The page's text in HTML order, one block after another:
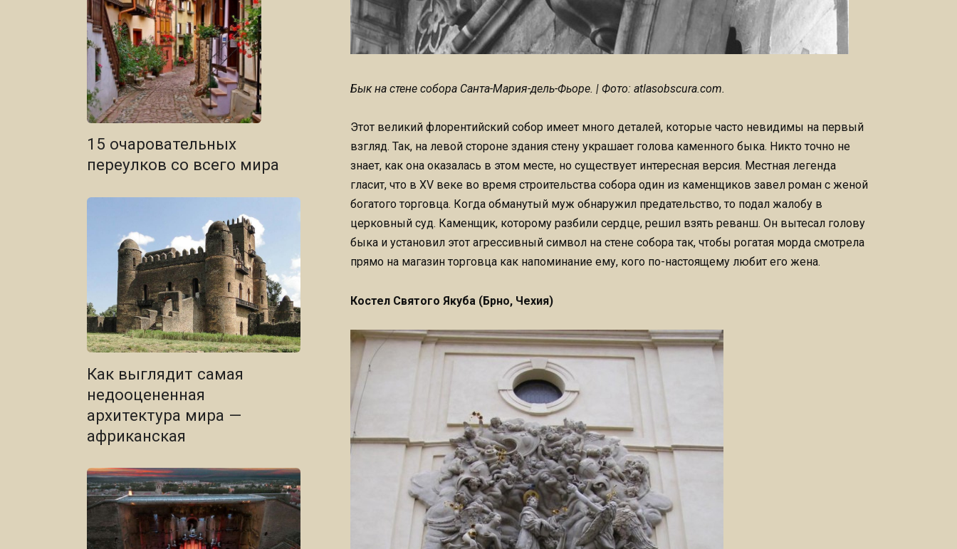
Бык на стене собора Санта-Мария-дель-Фьоре. | Фото: atlasobscura.com.
Этот великий флорентийский собор имеет много деталей, которые часто невидимы на первый
взгляд. Так, на левой стороне здания стену украшает голова каменного быка. Никто точно не
знает, как она оказалась в этом месте, но существует интересная версия. Местная легенда
гласит, что в XV веке во время строительства собора один из каменщиков завел роман с женой
богатого торговца. Когда обманутый муж обнаружил предательство, то подал жалобу в
церковный суд. Каменщик, которому разбили сердце, решил взять реванш. Он вытесал голову
быка и установил этот агрессивный символ на стене собора так, чтобы рогатая морда смотрела
прямо на магазин торговца как напоминание ему, кого по-настоящему любит его жена.
Костел Святого Якуба (Брно, Чехия)
15 очаровательных
переулков со всего мира
Как выглядит самая
недооцененная
архитектура мира —
африканская